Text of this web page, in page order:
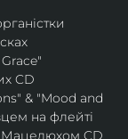
CD
& "Mood and
на флейті
Мацелюхом CD